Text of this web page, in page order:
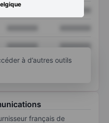
XXXXXXX
XXXXXXX
XXXXXXX
à d’autres outils
français de